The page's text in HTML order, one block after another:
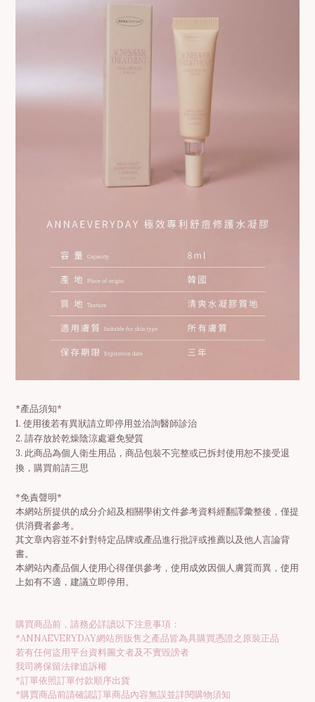
*產品須知*
1. 使用後若有異狀請立即停用並洽詢醫師診治
2. 請存放於乾燥陰涼處避免變質
3. 此商品為個人衛生用品，商品包裝不完整或已拆封使用恕不接受退
換，購買前請三思
*免責聲明*
本網站所提供的成分介紹及相關學術文件參考資料經翻譯彙整後，僅提
供消費者參考。
其文章內容並不針對特定品牌或產品進行批評或推薦以及他人言論背
書。
本網站內產品個人使用心得僅供參考，使用成效因個人膚質而異，使用
上如有不適，建議立即停用。
購買商品前，請務必詳讀以下注意事項：
*ANNAEVERYDAY網站所販售之產品皆為具購買憑證之原裝正品
若有任何盜用平台資料圖文者及不實毀謗者
我司將保留法律追訴權
*訂單依照訂單付款順序出貨
*購買商品前請確認訂單商品內容無誤並詳閱購物須知